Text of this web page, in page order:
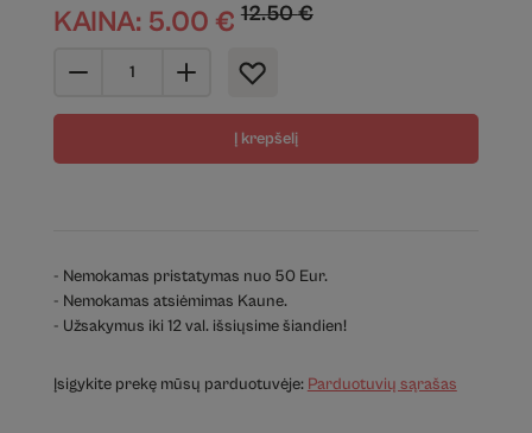
KAINA: 5.00 € 12.50€
Į krepšelį
- Nemokamas pristatymas nuo 50 Eur.
- Nemokamas atsiėmimas Kaune.
- Užsakymus iki 12 val. išsiųsime šiandien!
Įsigykite prekę mūsų parduotuvėje: Parduotuvių sąrašas